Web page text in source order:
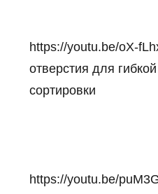
https://youtu.be/oX-
отверстия для
сортировки
https://youtu.be/